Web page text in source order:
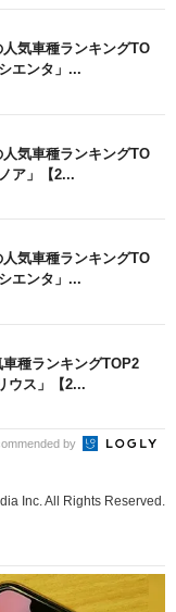
人気車種ランキングTO
エンタ」...
人気車種ランキングTO
ア」【2...
人気車種ランキングTO
エンタ」...
車種ランキングTOP2
ウス」【2...
by
Inc. All Rights Reserved.